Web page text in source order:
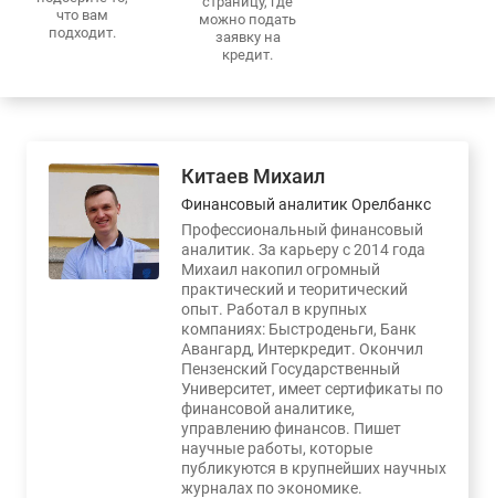
что вам
подходит.
можно подать
заявку на
кредит.
Китаев Михаил
Финансовый аналитик Орелбанкс
Профессиональный финансовый
аналитик. За карьеру с 2014 года
Михаил накопил огромный
практический и теоритический
опыт. Работал в крупных
компаниях: Быстроденьги, Банк
Авангард, Интеркредит. Окончил
Пензенский Государственный
Университет, имеет сертификаты по
финансовой аналитике,
управлению финансов. Пишет
научные работы, которые
публикуются в крупнейших научных
журналах по экономике.